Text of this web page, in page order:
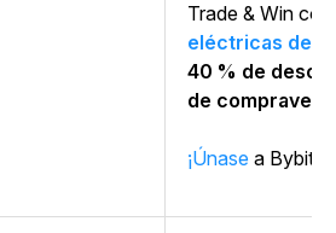
Trade & Win con
eléctricas de
40 % de
de
¡Únase a Bybit